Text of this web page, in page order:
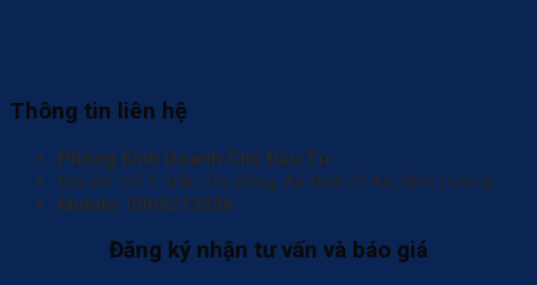
Thông tin liên hệ
Phòng Kinh Doanh Chủ Đầu Tư
Địa chỉ: Số 1 Trần Thị Vững, An Bình Dĩ An, Bình Dương
Mobile: 0909213286
Đăng ký nhận tư vấn và báo giá